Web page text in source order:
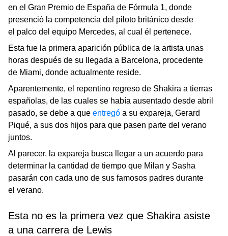
en el Gran Premio de España de Fórmula 1, donde
presenció la competencia del piloto británico desde
el palco del equipo Mercedes, al cual él pertenece.
Esta fue la primera aparición pública de la artista unas
horas después de su llegada a Barcelona, procedente
de Miami, donde actualmente reside.
Aparentemente, el repentino regreso de Shakira a tierras
españolas, de las cuales se había ausentado desde abril
pasado, se debe a que entregó a su expareja, Gerard
Piqué, a sus dos hijos para que pasen parte del verano
juntos.
Al parecer, la expareja busca llegar a un acuerdo para
determinar la cantidad de tiempo que Milan y Sasha
pasarán con cada uno de sus famosos padres durante
el verano.
Esta no es la primera vez que Shakira asiste
a una carrera de Lewis